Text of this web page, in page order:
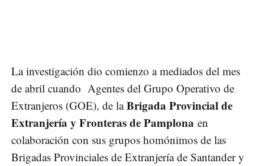
La investigación dio comienzo a mediados del mes
de abril cuando Agentes del Grupo Operativo de
Extranjeros (GOE), de laBrigada Provincial de
Extranjería y Fronteras de Pamplona en
colaboración con sus grupos homónimos de las
Brigadas Provinciales de Extranjería de Santander y